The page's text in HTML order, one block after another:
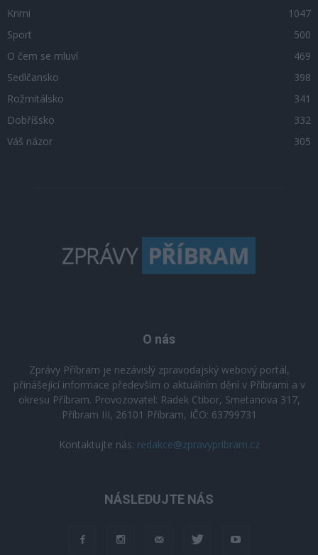
Krimi
1047
Sport
500
O čem se mluví
469
Sedlčansko
398
Rožmitálsko
341
Dobříšsko
332
Váš názor
305
O nás
Zprávy Příbram je nezávislý zpravodajský webový portál,
přinášející informace především o aktuálním dění v Příbrami a v
okresu Příbram. Provozovatel: Radek Ctibor, Smetanova 317,
Příbram III, 26101 Příbram, IČO: 63799731
Kontaktujte nás: redakce@zpravypribram.cz
NÁSLEDUJTE NÁS